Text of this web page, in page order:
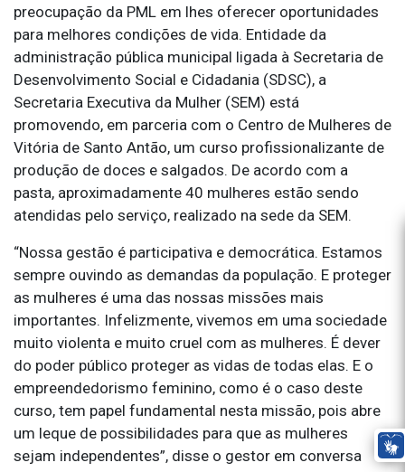
preocupação da PML em lhes oferecer oportunidades
para melhores condições de vida. Entidade da
administração pública municipal ligada à Secretaria de
Desenvolvimento Social e Cidadania (SDSC), a
Secretaria Executiva da Mulher (SEM) está
promovendo, em parceria com o Centro de Mulheres de
Vitória de Santo Antão, um curso profissionalizante de
produção de doces e salgados. De acordo com a
pasta, aproximadamente 40 mulheres estão sendo
atendidas pelo serviço, realizado na sede da SEM.
“Nossa gestão é participativa e democrática. Estamos
sempre ouvindo as demandas da população. E proteger
as mulheres é uma das nossas missões mais
importantes. Infelizmente, vivemos em uma sociedade
muito violenta e muito cruel com as mulheres. É dever
do poder público proteger as vidas de todas elas. E o
empreendedorismo feminino, como é o caso deste
curso, tem papel fundamental nesta missão, pois abre
um leque de possibilidades para que as mulheres
sejam independentes”, disse o gestor em conversa